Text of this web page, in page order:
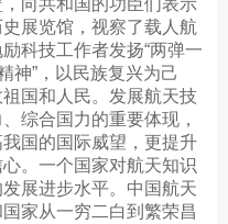
向共和国的功臣们表示
展览馆，视察了载人航
科技工作者发扬“两弹一
神”，以民族复兴为己
国和人民。发展航天技
综合国力的重要体现，
国的国际威望，更提升
。一个国家对航天知识
展进步水平。中国航天
家从一穷二白到繁荣昌